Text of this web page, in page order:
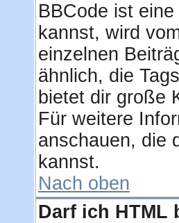
BBCode ist
kannst, wird
einzelnen
ähnlich, die
bietet dir große
Für weitere
anschauen, die
kannst.
Nach oben
Darf ich HTML